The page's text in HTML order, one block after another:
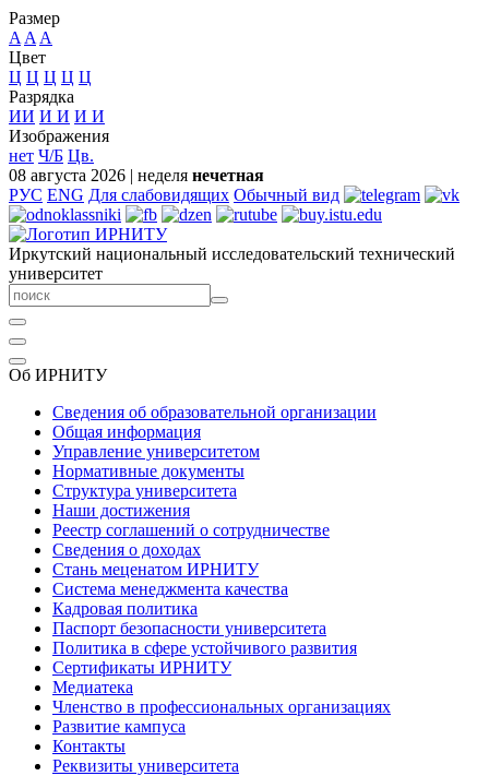
Размер
A A A
Цвет
Ц Ц Ц Ц Ц
Разрядка
ИИ И И И И
Изображения
нет Ч/Б Цв.
08 августа 2026 | неделя нечетная
РУС ENG Для слабовидящих Обычный вид
Иркутский национальный исследовательский технический
университет
Об ИРНИТУ
Сведения об образовательной организации
Общая информация
Управление университетом
Нормативные документы
Структура университета
Наши достижения
Реестр соглашений о сотрудничестве
Сведения о доходах
Стань меценатом ИРНИТУ
Система менеджмента качества
Кадровая политика
Паспорт безопасности университета
Политика в сфере устойчивого развития
Сертификаты ИРНИТУ
Медиатека
Членство в профессиональных организациях
Развитие кампуса
Контакты
Реквизиты университета